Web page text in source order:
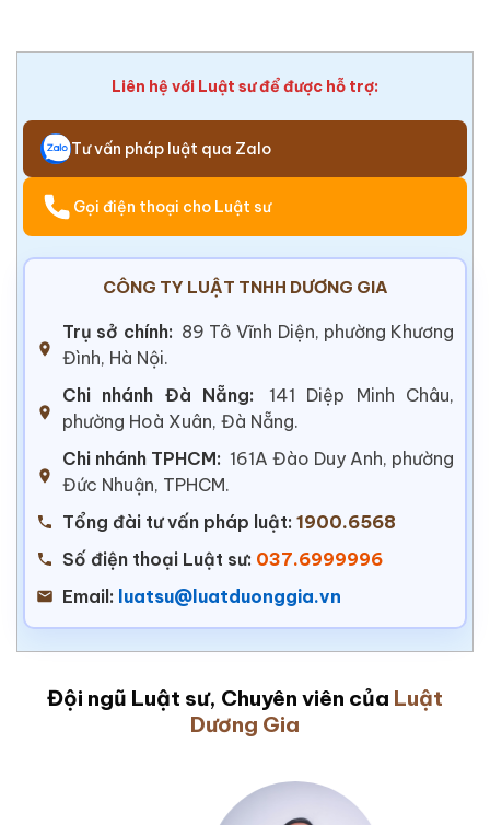
Liên hệ với Luật sư để được hỗ trợ:
Tư vấn pháp luật qua Zalo
Gọi điện thoại cho Luật sư
CÔNG TY LUẬT TNHH DƯƠNG GIA
Trụ sở chính: 89 Tô Vĩnh Diện, phường Khương
Đình, Hà Nội.
Chi nhánh Đà Nẵng:
141 Diệp Minh Châu,
phường Hoà Xuân, Đà Nẵng.
Chi nhánh TPHCM: 161A Đào Duy Anh, phường
Đức Nhuận, TPHCM.
Tổng đài tư vấn pháp luật: 1900.6568
Số điện thoại Luật sư: 037.6999996
Email: luatsu@luatduonggia.vn
Đội ngũ Luật sư, Chuyên viên của Luật
Dương Gia